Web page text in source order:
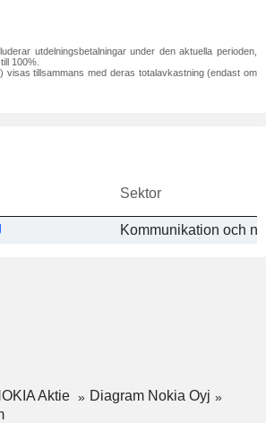
utdelningsbetalningar under den aktuella perioden,
100%.
visas tillsammans med deras totalavkastning (endast om
Sektor
Aktie
Diagram Nokia Oyj